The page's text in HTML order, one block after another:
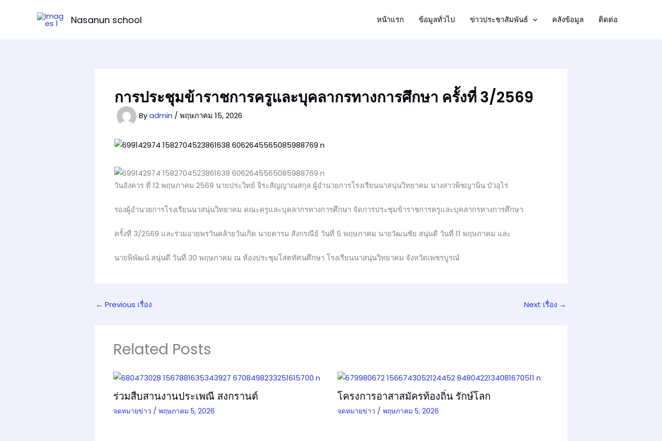
Nasanun school หน้าแรก ข้อมูลทั่วไป ข่าวประชาสัมพันธ์ คลังข้อมูล ติดต่อ
การประชุมข้าราชการครูและบุคลากรทางการศึกษา ครั้งที่ 3/2569
Byadmin / พฤษภาคม 15, 2026
วันอังคาร ที่ 12 พฤษภาคม 2569 นายประวิทย์ จิระสัญญาณสกุล ผู้อำนวยการโรงเรียนนาสนุ่นวิทยาคม นางสาวพิชญานิน บัวอุไร
รองผู้อำนวยการโรงเรียนนาสนุ่นวิทยาคม คณะครูและบุคลากรทางการศึกษา จัดการประชุมข้าราชการครูและบุคลากรทางการศึกษา
ครั้งที่ 3/2569 และร่วมอวยพรวันคล้ายวันเกิด นายคารม สังกรณีย์ วันที่ 5 พฤษภาคม นายวัฒนชัย สนุ่นดี วันที่ 11 พฤษภาคม และ
นายพิพัฒน์ สนุ่นดี วันที่ 30 พฤษภาคม ณ ห้องประชุมโสตทัศนศึกษา โรงเรียนนาสนุ่นวิทยาคม จังหวัดเพชรบูรณ์
← Previous เรื่อง Next เรื่อง →
Related Posts
ร่วมสืบสานงานประเพณี สงกรานต์
จดหมายข่าว / พฤษภาคม 5, 2026
โครงการอาสาสมัครท้องถิ่น รักษ์โลก
จดหมายข่าว / พฤษภาคม 5, 2026